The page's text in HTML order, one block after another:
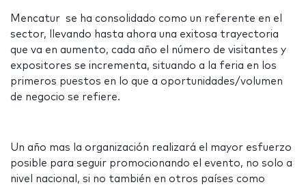
Mencatur se ha consolidado como un referente en el
sector, llevando hasta ahora una exitosa trayectoria
que va en aumento, cada año el número de visitantes y
expositores se incrementa, situando a la feria en los
primeros puestos en lo que a oportunidades/volumen
de negocio se refiere.
Un año mas la organización realizará el mayor esfuerzo
posible para seguir promocionando el evento, no solo a
nivel nacional, si no también en otros países como